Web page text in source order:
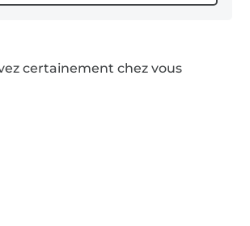
certainement chez vous